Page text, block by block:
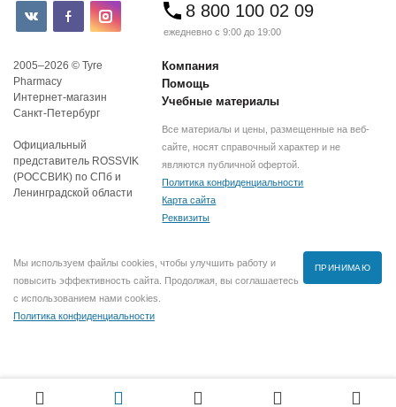
8 800 100 02 09
ежедневно с 9:00 до 19:00
2005–2026 © Tyre
Pharmacy
Интернет-магазин
Санкт-Петербург
Официальный
представитель ROSSVIK
(РОССВИК) по СПб и
Ленинградской области
Компания
Помощь
Учебные материалы
Все материалы и цены, размещенные на веб-
сайте, носят справочный характер и не
являются публичной офертой.
Политика конфиденциальности
Карта сайта
Реквизиты
Мы используем файлы cookies, чтобы улучшить работу и
повысить эффективность сайта. Продолжая, вы соглашаетесь
с использованием нами cookies.
Политика конфиденциальности
ПРИНИМАЮ